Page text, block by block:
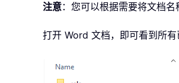
注意：您可以根据需要将文档名
打开 Word 文档，即可看到所有